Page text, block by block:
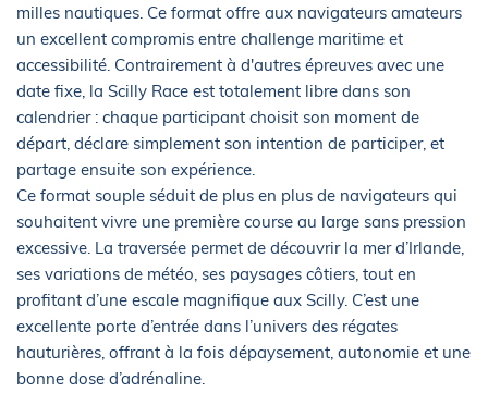
milles nautiques. Ce format offre aux navigateurs amateurs
un excellent compromis entre challenge maritime et
accessibilité. Contrairement à d'autres épreuves avec une
date fixe, la Scilly Race est totalement libre dans son
calendrier : chaque participant choisit son moment de
départ, déclare simplement son intention de participer, et
partage ensuite son expérience.
Ce format souple séduit de plus en plus de navigateurs qui
souhaitent vivre une première course au large sans pression
excessive. La traversée permet de découvrir la mer d’Irlande,
ses variations de météo, ses paysages côtiers, tout en
profitant d’une escale magnifique aux Scilly. C’est une
excellente porte d’entrée dans l’univers des régates
hauturières, offrant à la fois dépaysement, autonomie et une
bonne dose d’adrénaline.